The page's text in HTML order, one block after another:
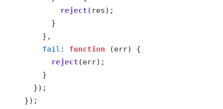
reject (res);
}
},
fail : function (err) {
reject (err);
}
});
  });